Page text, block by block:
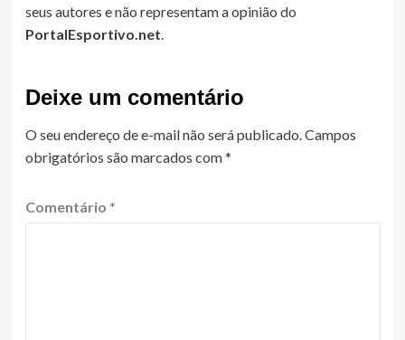
seus autores e não representam a opinião do
PortalEsportivo.net.
Deixe um comentário
O seu endereço de e-mail não será publicado.Campos
obrigatórios são marcados com*
Comentário *